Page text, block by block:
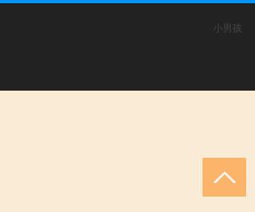
小男孩